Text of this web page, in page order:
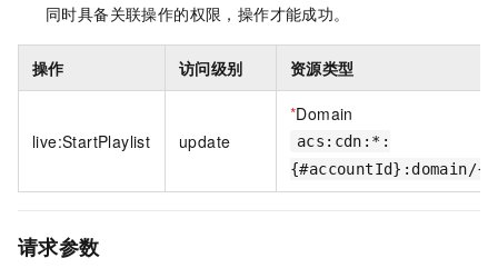
同时具备关联操作的权限，操作才能成功。
操作 访问级别 资源类型
live:StartPlaylist update
*Domain
acs:cdn:*:
{#accountId}:domain/
请求参数